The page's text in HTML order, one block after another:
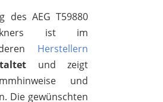
des AEG T59880
ist im
Herstellern
und zeigt
und
Die gewünschten